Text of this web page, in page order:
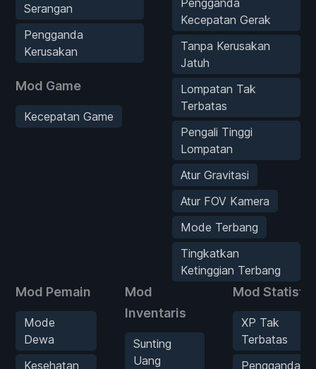
Serangan
Pengganda
Kerusakan
Mod Game
Kecepatan Game
Kecepatan Gerak
Tanpa Kerusakan
Jatuh
Lompatan Tak
Terbatas
Pengali Tinggi
Lompatan
Atur Gravitasi
Atur FOV Kamera
Mode Terbang
Tingkatkan
Ketinggian Terbang
Mod Pemain
Mode
Dewa
Kesehatan
Mod
Inventaris
Sunting
Uang
Mod Statistik
XP Tak
Terbatas
Pengganda